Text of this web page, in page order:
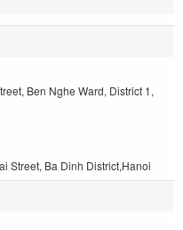
Ben Nghe Ward, District 1,
Street, Ba Dinh District,Hanoi